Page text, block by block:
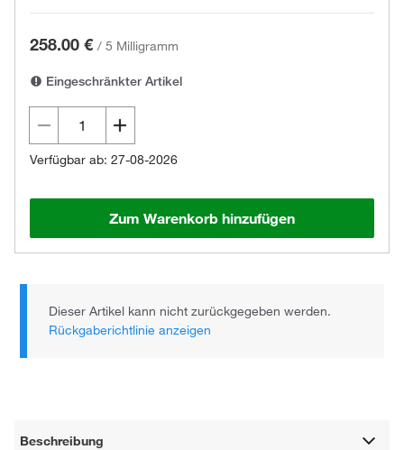
258.00 € / 5 Milligramm
Eingeschränkter Artikel
Verfügbar ab: 27-08-2026
Zum Warenkorb hinzufügen
Dieser Artikel kann nicht zurückgegeben werden.
Rückgaberichtlinie anzeigen
Beschreibung